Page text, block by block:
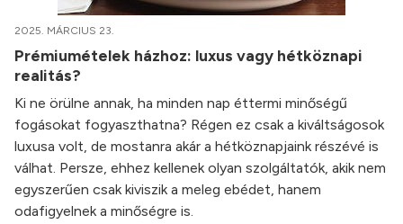
2025. MÁRCIUS 23.
Prémiumételek házhoz: luxus vagy hétköznapi
realitás?
Ki ne örülne annak, ha minden nap éttermi minőségű
fogásokat fogyaszthatna? Régen ez csak a kiváltságosok
luxusa volt, de mostanra akár a hétköznapjaink részévé is
válhat. Persze, ehhez kellenek olyan szolgáltatók, akik nem
egyszerűen csak kiviszik a meleg ebédet, hanem
odafigyelnek a minőségre is.